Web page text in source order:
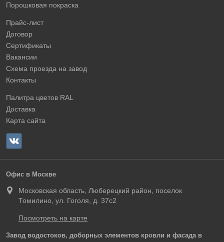
Порошковая покраска
Прайс-лист
Договор
Сертификаты
Вакансии
Схема проезда на завод
Контакты
Палитра цветов RAL
Доставка
Карта сайта
Офис в Москве
Московская область, Люберецкий район, поселок
Томилино, ул. Гоголя, д. 37с2
Посмотреть на карте
Завод водостоков, доборных элементов кровли и фасада в